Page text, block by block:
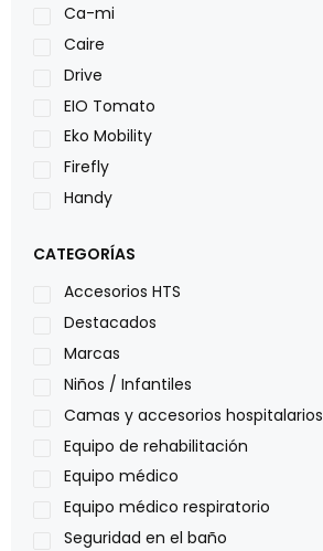
Ca-mi
Caire
Drive
EIO Tomato
Eko Mobility
Firefly
Handy
Leggero
Lumex
Medical Store
Nidek
Oxiplus
Philips
Pride
Roho
Sillas de ruedas Everest Jennings
Stealth products
CATEGORÍAS
Accesorios HTS
Destacados
Marcas
Niños / Infantiles
Camas y accesorios hospitalarios
Equipo de rehabilitación
Equipo médico
Equipo médico respiratorio
Seguridad en el baño